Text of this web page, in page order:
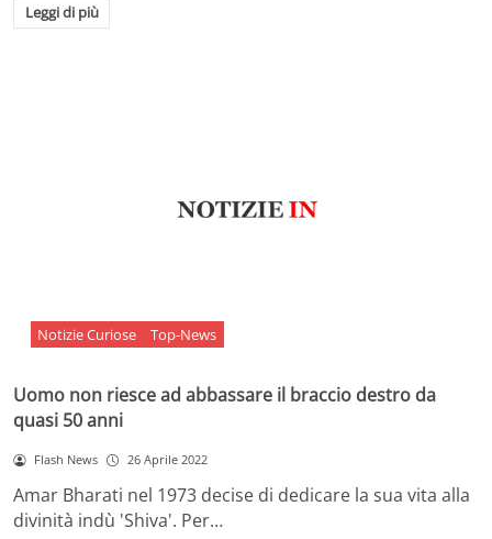
Leggi di più
Notizie Curiose Top-News
Uomo non riesce ad abbassare il braccio destro da
quasi 50 anni
Flash News 26 Aprile 2022
Amar Bharati nel 1973 decise di dedicare la sua vita alla
divinità indù 'Shiva'. Per…